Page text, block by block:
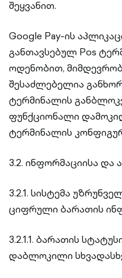
შეყვანით.
Google Pay-ის
განთავსებულ Pos
ოდენობით,
შესაძლებელია
ტერმინალის
ფუნქციონალი
ტერმინალის
3.2. ინფორმაციისა და
3.2.1. სისტემა
ციფრული ბარათის
3.2.1.1. ბარათის
დაბლოკილი